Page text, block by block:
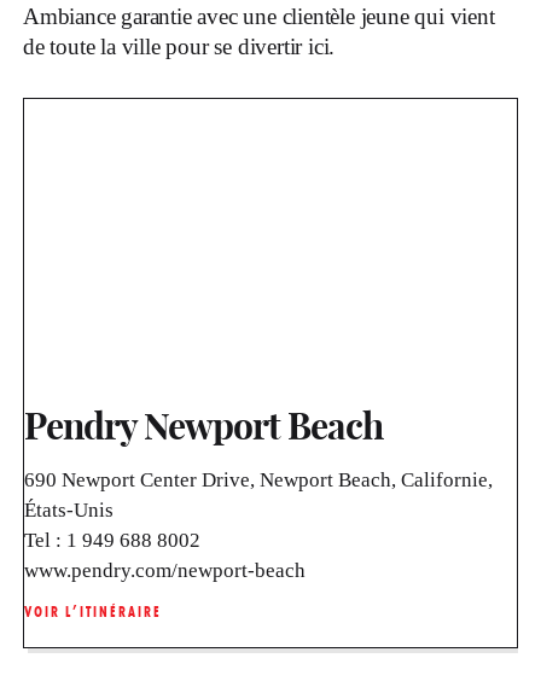
Ambiance garantie avec une clientèle jeune qui vient
de toute la ville pour se divertir ici.
Pendry Newport Beach
690 Newport Center Drive, Newport Beach, Californie,
États-Unis
Tel : 1 949 688 8002
www.pendry.com/newport-beach
VOIR L’ITINÉRAIRE